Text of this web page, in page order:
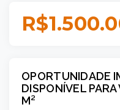
OPORTUNIDADE
DISPONÍVEL
M²